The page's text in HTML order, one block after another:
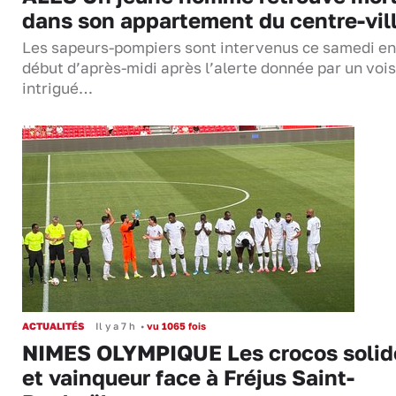
dans son appartement du centre-
Les sapeurs-pompiers sont intervenus ce samedi en
début d’après-midi après l’alerte donnée par un
intrigué…
ACTUALITÉS Il y a 7 h • vu 1065 fois
NIMES OLYMPIQUE Les crocos
et vainqueur face à Fréjus Saint-